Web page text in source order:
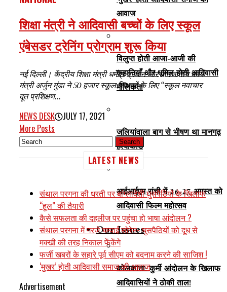
आवाज
विलुप्त होती आजा-आजी की
कहानियाँ और धूमिल होती आदिवासी
मौलिकता
जलियांवाला बाग से भीषण था मानगढ़
हत्याकांड
आईआईएम रांची में 26-27 अगस्त को
आदिवासी फिल्म महोत्सव
Our Issues
कोलकाता: कुर्मी आंदोलन के खिलाफ
आदिवासियों ने ठोकी ताल!
शिक्षा मंत्री ने आदिवासी बच्चों के लिए स्कूल
एंबेसडर ट्रेनिंग प्रोग्राम शुरू किया
नई दिल्ली। केंद्रीय शिक्षा मंत्री धर्मेंद्र प्रधान और जनजातीय कार्य
मंत्री अर्जुन मुंडा ने 50 हजार स्कूल शिक्षकों के लिए “स्कूल नवाचार
दूत प्रशिक्षण...
NEWS DESK
JULY 17, 2021
More Posts
LATEST NEWS
संथाल परगना की धरती पर बांग्लादेशी घुसपैठियों के खिलाफ
“हूल” की तैयारी
कैसे सफलता की दहलीज पर पहुंचा हो भाषा आंदोलन ?
संथाल परगना में गरजे चम्पाई सोरेन- घुसपैठियों को दूध से
मक्खी की तरह निकाल फेंकेंगे
फर्जी खबरों के सहारे पूर्व सीएम को बदनाम करने की साजिश !
‘मुखर’ होती आदिवासी समाज की आवाज
Advertisement